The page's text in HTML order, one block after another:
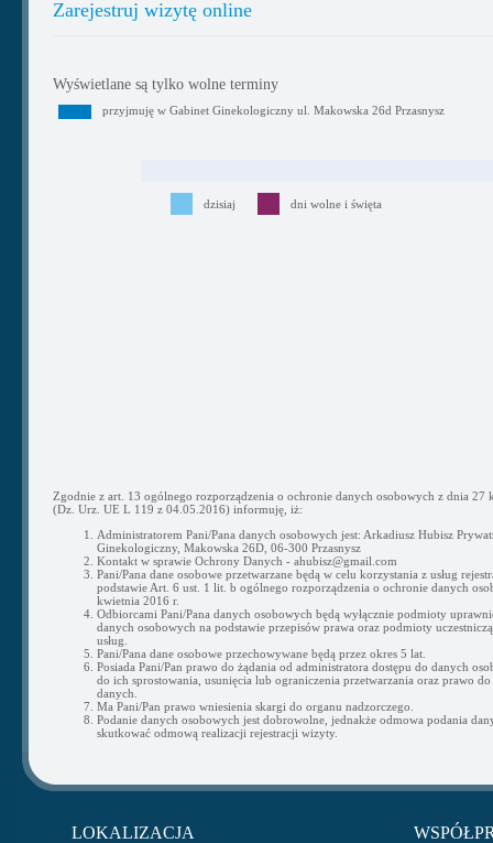
Zarejestruj wizytę online
Wyświetlane są tylko wolne terminy
przyjmuję w Gabinet Ginekologiczny ul. Makowska 26d Przasnysz
dzisiaj dni wolne i święta
Zgodnie z art. 13 ogólnego rozporządzenia o ochronie danych osobowych z dnia 27
(Dz. Urz. UE L 119 z 04.05.2016) informuję, iż:
Administratorem Pani/Pana danych osobowych jest: Arkadiusz Hubisz
Ginekologiczny, Makowska 26D, 06-300 Przasnysz
Kontakt w sprawie Ochrony Danych - ahubisz@gmail.com
Pani/Pana dane osobowe przetwarzane będą w celu korzystania z usług
podstawie Art. 6 ust. 1 lit. b ogólnego rozporządzenia o ochronie danych
kwietnia 2016 r.
Odbiorcami Pani/Pana danych osobowych będą wyłącznie podmioty
danych osobowych na podstawie przepisów prawa oraz podmioty
usług.
Pani/Pana dane osobowe przechowywane będą przez okres 5 lat.
Posiada Pani/Pan prawo do żądania od administratora dostępu do danych
do ich sprostowania, usunięcia lub ograniczenia przetwarzania oraz prawo do
danych.
Ma Pani/Pan prawo wniesienia skargi do organu nadzorczego.
Podanie danych osobowych jest dobrowolne, jednakże odmowa podania
skutkować odmową realizacji rejestracji wizyty.
LOKALIZACJA